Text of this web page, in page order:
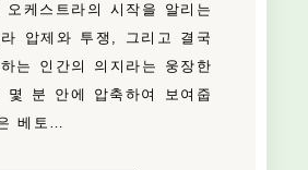
오케스트라의 시작을 알리는
압제와 투쟁, 그리고 결국
는 인간의 의지라는 웅장한
몇 분 안에 압축하여 보여줍
베토…